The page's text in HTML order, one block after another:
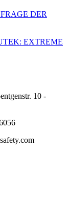
DER
EXTREME
10 -